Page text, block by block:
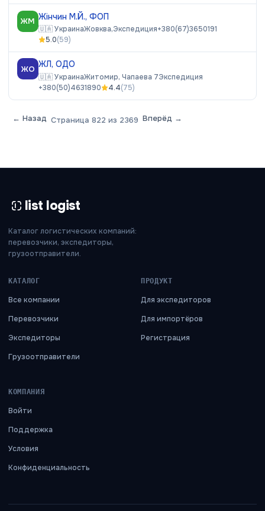
ЖМ Жінчин М.Й., ФОП
🇺🇦УкраинаЖовква,Экспедиция+380(67)3650191
5.0(59)
ЖО ЖЛ, ОДО
🇺🇦УкраинаЖитомир, Чапаева 7Экспедиция
+380(50)4631890
4.4(75)
← Назад Страница 822 из 2369 Вперёд →
list logist
Каталог логистических компаний:
перевозчики, экспедиторы,
грузоотправители.
КАТАЛОГ
Все компании
Перевозчики
Экспедиторы
Грузоотправители
ПРОДУКТ
Для экспедиторов
Для импортёров
Регистрация
КОМПАНИЯ
Войти
Поддержка
Условия
Конфиденциальность